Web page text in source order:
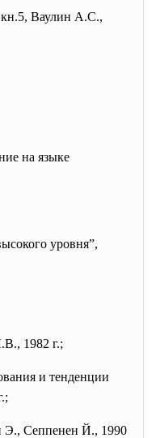
Ваулин А.С.,
на языке
уровня”,
1982 г.;
и тенденции
Э., Сеппенен Й., 1990